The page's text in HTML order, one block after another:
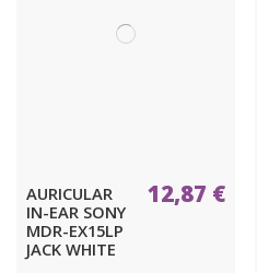
AURICULAR
IN-EAR SONY
MDR-EX15LP
JACK WHITE
12,87 €